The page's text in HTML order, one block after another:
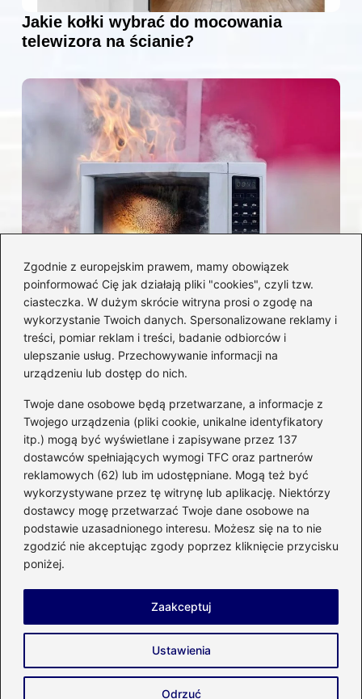
Zgodnie z europejskim prawem, mamy obowiązek
poinformować Cię jak działają pliki "cookies", czyli tzw.
ciasteczka. W dużym skrócie witryna prosi o zgodę na
wykorzystanie Twoich danych. Spersonalizowane reklamy i
treści, pomiar reklam i treści, badanie odbiorców i
ulepszanie usług. Przechowywanie informacji na
urządzeniu lub dostęp do nich.
Twoje dane osobowe będą przetwarzane, a informacje z
Twojego urządzenia (pliki cookie, unikalne identyfikatory
itp.) mogą być wyświetlane i zapisywane przez 137
dostawców spełniających wymogi TFC oraz partnerów
reklamowych (62) lub im udostępniane. Mogą też być
wykorzystywane przez tę witrynę lub aplikację. Niektórzy
dostawcy mogę przetwarzać Twoje dane osobowe na
podstawie uzasadnionego interesu. Możesz się na to nie
zgodzić nie akceptując zgody poprzez kliknięcie przycisku
poniżej.
Ustawienia
Odrzuć
Zaakceptuj
Jakie kołki wybrać do mocowania
telewizora na ścianie?
Czy można włożyć styropian do
mikrofalówki? Przewodnik po
bezpiecznym użytkowaniu sprzętu
kuchennego
Kategorie
Budowa (285)
Dom(207)
Energetyka(21)
Meble i elektronika(23)
Ogród(51)
Remont(78)
Copyright © 2026 enco-energetyka.com.pl
Prywatność
Zasady użytkowania
Napisz do nas